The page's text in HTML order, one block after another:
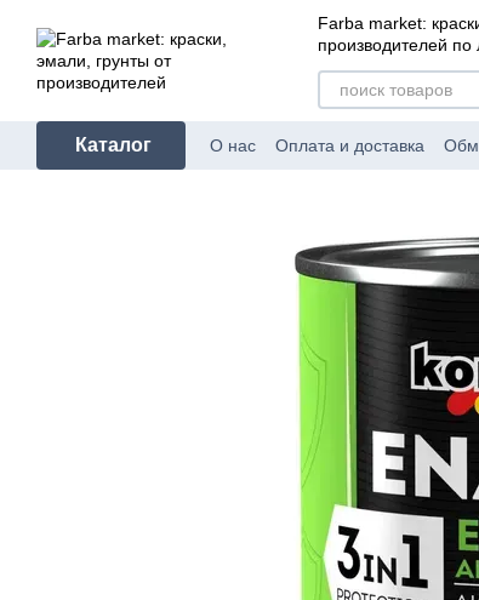
Farba market:
производителей
Каталог О нас Оплата и доставка